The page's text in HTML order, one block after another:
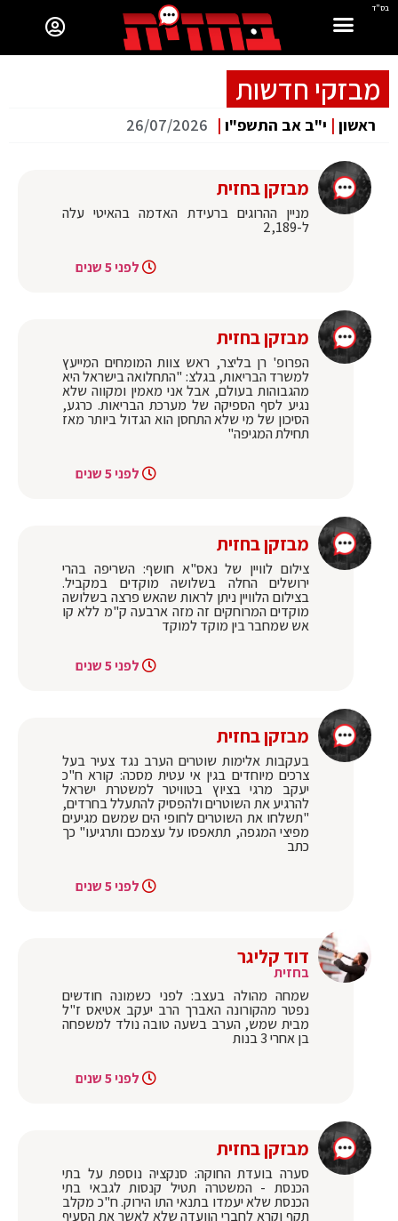
בס"ד
מבזקי חדשות
ראשון | י"ב אב התשפ"ו |
26/07/2026
מבזקן בחזית
‏מניין ההרוגים ברעידת האדמה בהאיטי עלה
ל-2,189
לפני 5 שנים
מבזקן בחזית
‏הפרופ' רן בליצר, ראש צוות המומחים המייעץ
למשרד הבריאות, בגלצ: "התחלואה בישראל היא
מהגבוהות בעולם, אבל אני מאמין ומקווה שלא
נגיע לסף הספיקה של מערכת הבריאות. כרגע,
הסיכון של מי שלא התחסן הוא הגדול ביותר מאז
תחילת המגיפה"
לפני 5 שנים
מבזקן בחזית
‏צילום לוויין של נאס"א חושף: השריפה בהרי
ירושלים החלה בשלושה מוקדים במקביל.
בצילום הלוויין ניתן לראות שהאש פרצה בשלושה
מוקדים המרוחקים זה מזה ארבעה ק"מ ללא קו
אש שמחבר בין מוקד למוקד
לפני 5 שנים
מבזקן בחזית
בעקבות אלימות שוטרים הערב נגד צעיר בעל
צרכים מיוחדים בגין אי עטית מסכה: קורא ח"כ
יעקב מרגי בציוץ בטוויטר למשטרת ישראל
להרגיע את השוטרים ולהפסיק להתעלל בחרדים,
"תשלחו את השוטרים לחופי הים שמשם מגיעים
מפיצי המגפה, תתאפסו על עצמכם ותרגיעו" כך
כתב
לפני 5 שנים
דוד קליגר
בחזית
שמחה מהולה בעצב: לפני כשמונה חודשים
נפטר מהקורונה האברך הרב יעקב אטיאס ז"ל
מבית שמש, הערב בשעה טובה נולד למשפחה
בן אחרי 3 בנות
לפני 5 שנים
מבזקן בחזית
סערה בועדת החוקה: סנקציה נוספת על בתי
הכנסת - המשטרה תטיל קנסות לגבאי בתי
הכנסת שלא יעמדו בתנאי התו הירוק. ח"כ מקלב
תקף וקרא לחברי הוועדה שלא לאשר את הסעיף